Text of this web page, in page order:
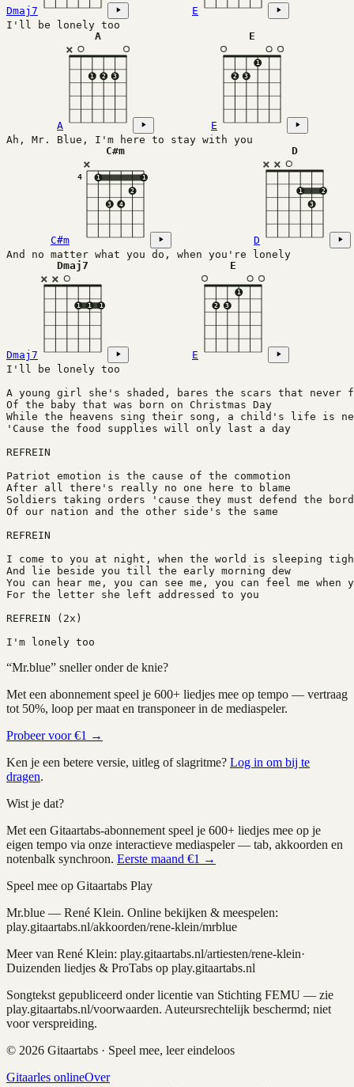
Dmaj7 E
I'll be lonely too
A
A
×
1 2 3
E
E
2 3
1
Ah, Mr. Blue, I'm here to stay with you
C#m
C#m
×
4 1
3 4
2
1
D
D
× ×
1
3
2
And no matter what you do, when you're lonely
Dmaj7
Dmaj7
× ×
1 1 1
E
E
2 3
1
I'll be lonely too
A young girl she's shaded, bares the scars that never
Of the baby that was born on Christmas Day
While the heavens sing their song, a child's life is
'Cause the food supplies will only last a day
REFREIN
Patriot emotion is the cause of the commotion
After all there's really no one here to blame
Soldiers taking orders 'cause they must defend the
Of our nation and the other side's the same
REFREIN
I come to you at night, when the world is sleeping
And lie beside you till the early morning dew
You can hear me, you can see me, you can feel me when
For the letter she left addressed to you
REFREIN (2x)
I'm lonely too
“Mr.blue” sneller onder de knie?
Met een abonnement speel je 600+ liedjes mee op tempo — vertraag
tot 50%, loop per maat en transponeer in de mediaspeler.
Probeer voor €1 →
Ken je een betere versie, uitleg of slagritme? Log in om bij te
dragen.
Wist je dat?
Met een Gitaartabs-abonnement speel je 600+ liedjes mee op je
eigen tempo via onze interactieve mediaspeler — tab, akkoorden en
notenbalk synchroon. Eerste maand €1 →
Speel mee op Gitaartabs Play
Mr.blue — René Klein. Online bekijken & meespelen:
play.gitaartabs.nl/akkoorden/rene-klein/mrblue
Meer van René Klein: play.gitaartabs.nl/artiesten/rene-klein·
Duizenden liedjes & ProTabs op play.gitaartabs.nl
Songtekst gepubliceerd onder licentie van Stichting FEMU — zie
play.gitaartabs.nl/voorwaarden. Auteursrechtelijk beschermd; niet
voor verspreiding.
© 2026 Gitaartabs · Speel mee, leer eindeloos
Gitaarles onlineOver